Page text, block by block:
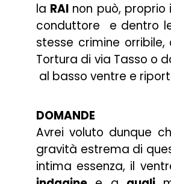
la RAI non può,
conduttore e dentro
stesse crimine
Tortura di via Tasso o
al basso ventre e
DOMANDE
Avrei voluto dunque
gravità estrema di
intima essenza, il